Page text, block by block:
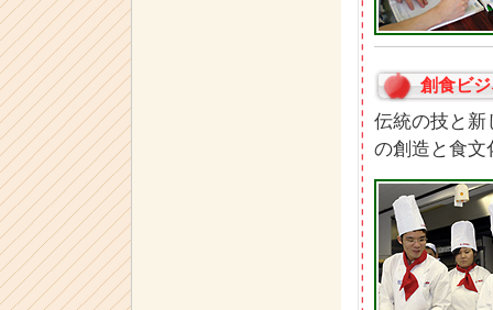
創食ビ
伝統の技と新
の創造と食文